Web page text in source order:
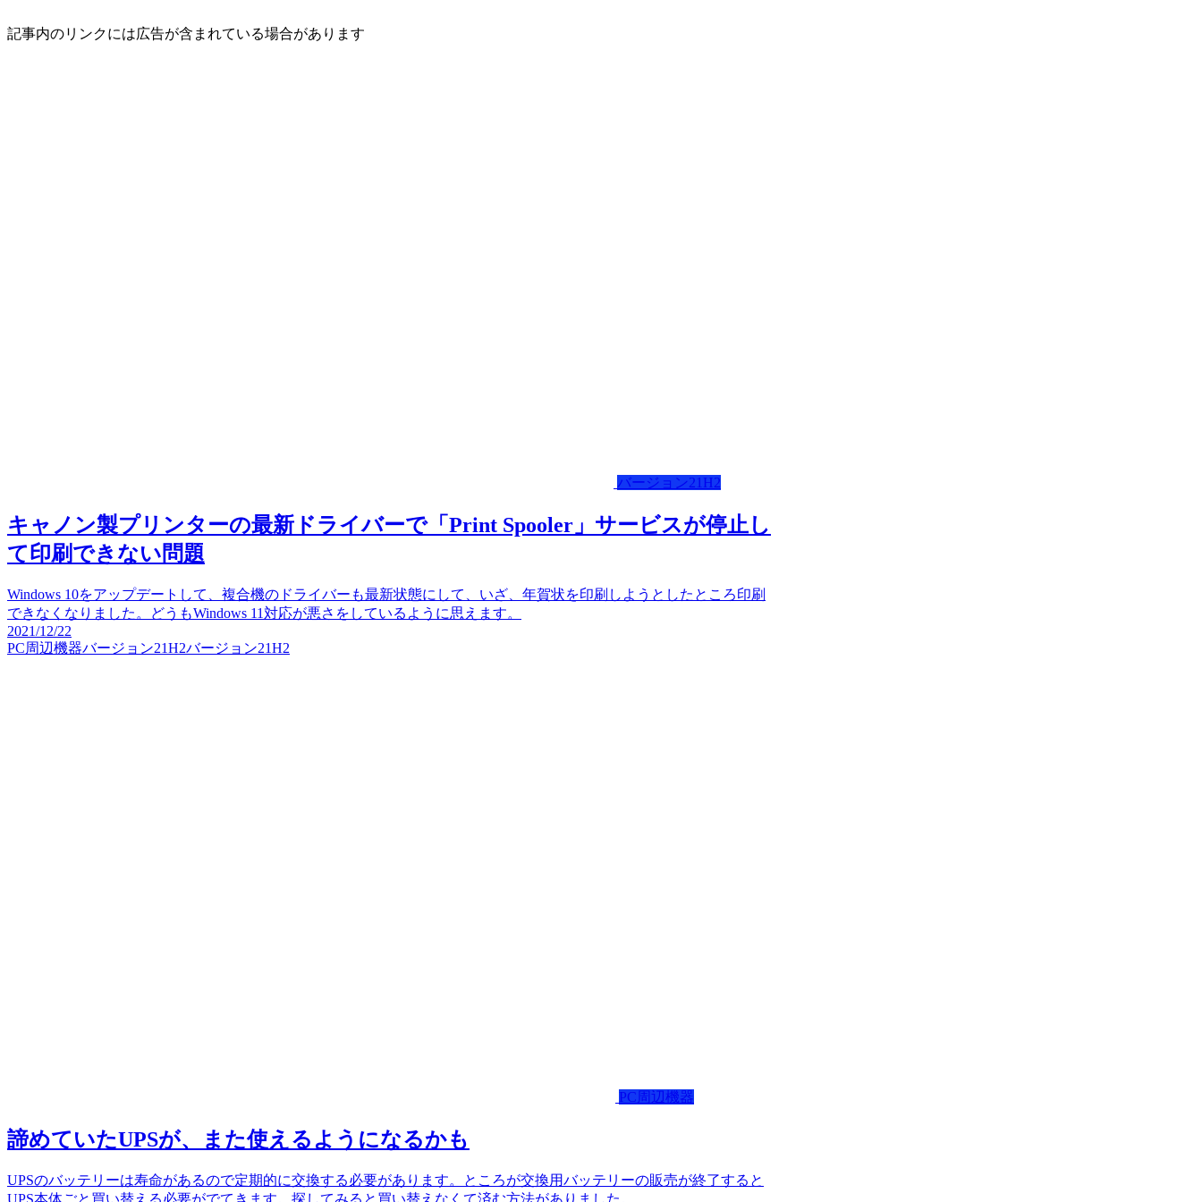
記事内のリンクには広告が含まれている場合があります
バージョン21H2
キャノン製プリンターの最新ドライバーで「Print Spooler」サービスが停止し
て印刷できない問題
Windows 10をアップデートして、複合機のドライバーも最新状態にして、いざ、年賀状を印刷しようとしたところ印刷
できなくなりました。どうもWindows 11対応が悪さをしているように思えます。
2021/12/22
PC周辺機器バージョン21H2バージョン21H2
PC周辺機器
諦めていたUPSが、また使えるようになるかも
UPSのバッテリーは寿命があるので定期的に交換する必要があります。ところが交換用バッテリーの販売が終了すると
UPS本体ごと買い替える必要がでてきます。探してみると買い替えなくて済む方法がありました。